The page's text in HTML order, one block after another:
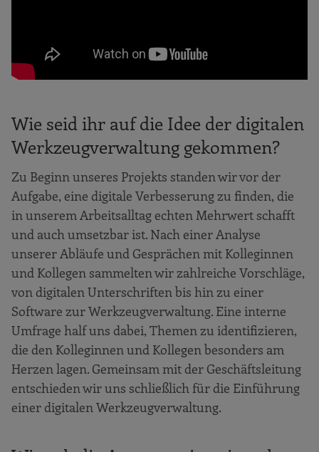
Wie seid ihr auf die Idee der digitalen
Werkzeugverwaltung gekommen?
Zu Beginn unseres Projekts standen wir vor der
Aufgabe, eine digitale Verbesserung zu finden, die
in unserem Arbeitsalltag echten Mehrwert schafft
und auch umsetzbar ist. Nach einer Analyse
unserer Abläufe und Gesprächen mit Kolleginnen
und Kollegen sammelten wir zahlreiche Vorschläge,
von digitalen Unterschriften bis hin zu einer
Software zur Werkzeugverwaltung. Eine interne
Umfrage half uns dabei, Themen zu identifizieren,
die den Kolleginnen und Kollegen besonders am
Herzen lagen. Gemeinsam mit der Geschäftsleitung
entschieden wir uns schließlich für die Einführung
einer digitalen Werkzeugverwaltung.